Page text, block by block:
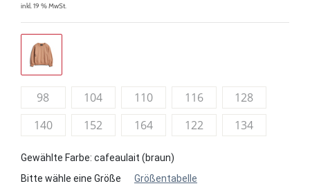
inkl. 19 % MwSt.
98 104 110 116
128
140
152 164 122 134
Gewählte Farbe: cafeaulait (braun)
Bitte wähle eine Größe
Größentabelle